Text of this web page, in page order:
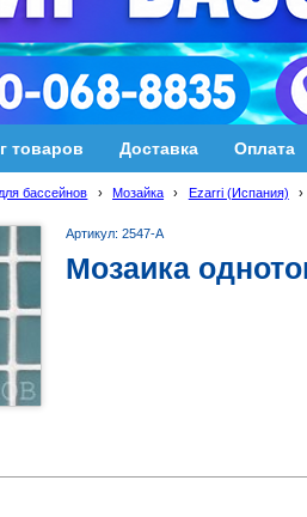
товаров Доставка Оплата
бассейнов › Мозайка › Ezarri (Испания) ›
Артикул: 2547-A
Мозаика